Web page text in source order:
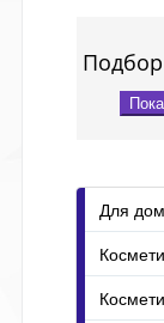
Для